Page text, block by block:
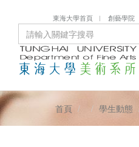
東海大學首頁 創藝學院
首頁 學生動態